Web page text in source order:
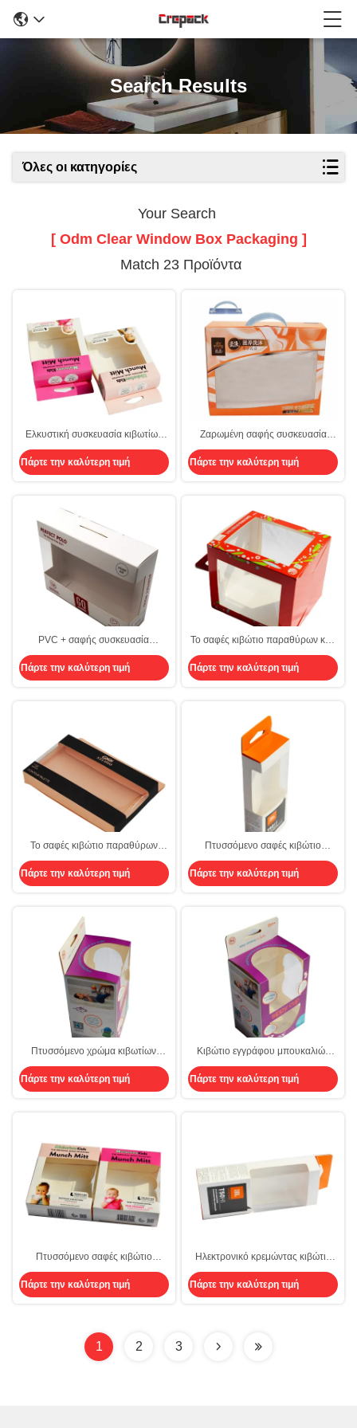
Search Results
Όλες οι κατηγορίες
Your Search
[ Odm Clear Window Box Packaging ]
Match 23 Προϊόντα
Ελκυστική συσκευασία κιβωτίων
παραθύρων CMYK μικρή σαφής
για τη λιανική πώληση
Πάρτε την καλύτερη τιμή
Ζαρωμένη σαφής συσκευασία
κιβωτίων παραθύρων
Πάρτε την καλύτερη τιμή
PVC + σαφής συσκευασία
κιβωτίων παραθύρων Artpaper για
τις κάλτσες μπλουζών
Πάρτε την καλύτερη τιμή
Το σαφές κιβώτιο παραθύρων κέικ
ODM που συσκευάζει την
πτυσσόμενη συνήθεια τύπωσε το
PVC Artpaper λαβών
Πάρτε την καλύτερη τιμή
Το σαφές κιβώτιο παραθύρων
χαρτονιού που συσκευάζει
Demboss αποτυπώνει το
πτυσσόμενο τυπωμένο κιβώτιο
Πάρτε την καλύτερη τιμή
Πτυσσόμενο σαφές κιβώτιο
παραθύρων που συσκευάζει το
τυπωμένο Artpaper μόνο
κρεμώντας κιβώτιο παραθύρων
Πάρτε την καλύτερη τιμή
Πτυσσόμενο χρώμα κιβωτίων
παραθύρων ένωσης σαφές που
συσκευάζει Pantone με την
επιγραφή ραφιών
Πάρτε την καλύτερη τιμή
Κιβώτιο εγγράφου μπουκαλιών
γάλακτος με το σαφές παράθυρο
Πάρτε την καλύτερη τιμή
Πτυσσόμενο σαφές κιβώτιο
εγγράφου παραθύρων
Πάρτε την καλύτερη τιμή
Ηλεκτρονικό κρεμώντας κιβώτιο
CMYK που συσκευάζει το κουτί
από χαρτόνι CDR με το σαφές
παράθυρο
Πάρτε την καλύτερη τιμή
1 2 3